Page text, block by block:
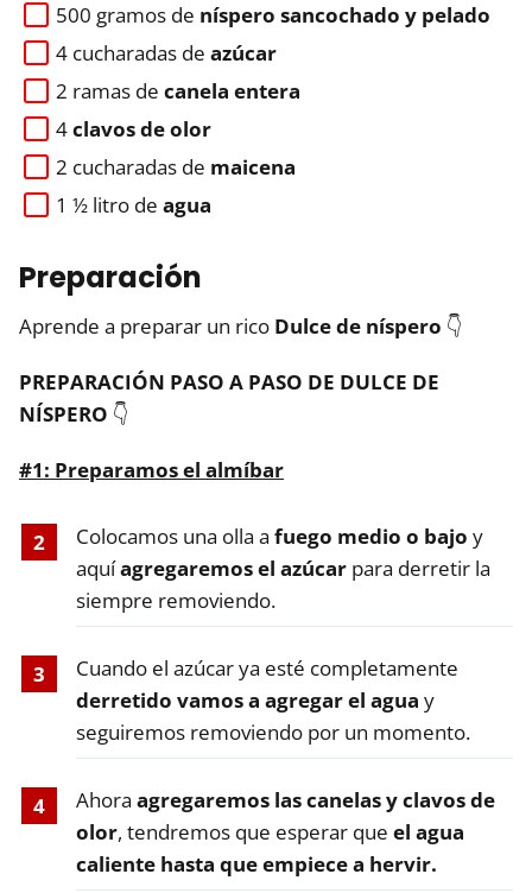
500 gramos de níspero sancochado y pelado
4 cucharadas de azúcar
2 ramas de canela entera
4clavos de olor
2 cucharadas de maicena
1 ½ litro de agua
Preparación
Aprende a preparar un rico Dulce de níspero 👇
PREPARACIÓN PASO A PASO DE DULCE DE
NÍSPERO 👇
#1: Preparamos el almíbar
Colocamos una olla a fuego medio o bajo y
aquíagregaremos el azúcar para derretir la
siempre removiendo.
Cuando el azúcar ya esté completamente
derretido vamos a agregar el agua y
seguiremos removiendo por un momento.
Ahora agregaremos las canelas y clavos de
olor, tendremos que esperar que el agua
caliente hasta que empiece a hervir.